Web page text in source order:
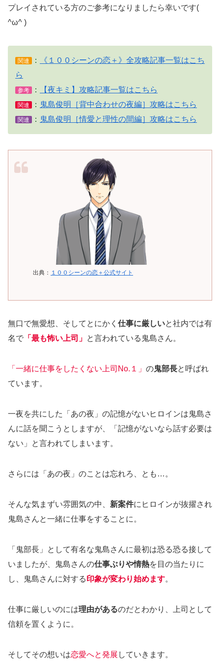
プレイされている方のご参考になりましたら幸いです(
^ω^ )
関連 ：
《１００シーンの恋＋》全攻略記事一覧はこち
ら
参考 ： 【夜キミ】攻略記事一覧はこちら
関連 ： 鬼島俊明［背中合わせの夜編］攻略はこちら
関連 ： 鬼島俊明［情愛と理性の間編］攻略はこちら
出典： １００シーンの恋＋公式サイト
無口で無愛想、そしてとにかく 仕事に厳しいと社内では有
名で 「最も怖い上司」 と言われている鬼島さん。
「一緒に仕事をしたくない上司No.１」 の鬼部長と呼ばれ
ています。
一夜を共にした「あの夜」の記憶がないヒロインは鬼島さ
んに話を聞こうとしますが、「記憶がないなら話す必要は
ない」と言われてしまいます。
さらには「あの夜」のことは忘れろ、とも…。
そんな気まずい雰囲気の中、 新案件にヒロインが抜擢され
鬼島さんと一緒に仕事をすることに。
「鬼部長」として有名な鬼島さんに最初は恐る恐る接して
いましたが、鬼島さんの仕事ぶりや情熱を目の当たりに
し、鬼島さんに対する印象が変わり始めます。
仕事に厳しいのには理由があるのだとわかり、上司として
信頼を置くように。
そしてその想いは恋愛へと発展 していきます。